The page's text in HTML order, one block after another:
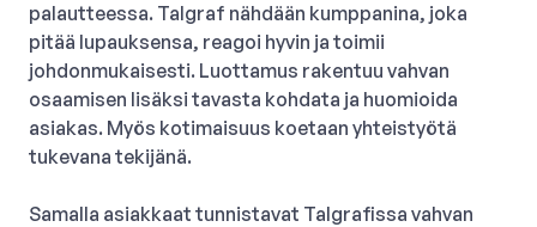
palautteessa. Talgraf nähdään kumppanina, joka
pitää lupauksensa, reagoi hyvin ja toimii
johdonmukaisesti. Luottamus rakentuu vahvan
osaamisen lisäksi tavasta kohdata ja huomioida
asiakas. Myös kotimaisuus koetaan yhteistyötä
tukevana tekijänä.
Samalla asiakkaat tunnistavat Talgrafissa vahvan